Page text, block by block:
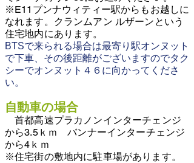
※E11プンナウィティー駅からもお越しに
なれます。クランムアン ルザーンという
住宅地内にあります。
BTSで来られる場合は最寄り駅オンヌット
で下車、その後距離がございますのでタク
シーでオンヌット４６に向かってくださ
い。
自動車の場合
首都高速プラカノンインターチェンジ
から3.5ｋｍ バンナーインターチェンジ
から4ｋｍ
※住宅街の敷地内に駐車場があります。